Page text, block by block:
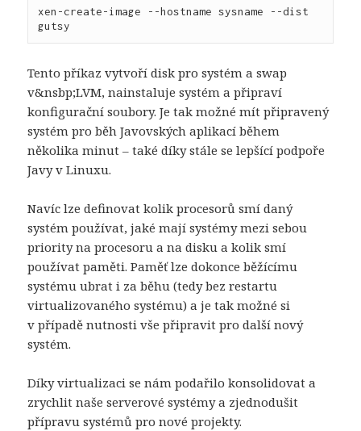
xen-create-image --hostname sysname --dist
gutsy
Tento příkaz vytvoří disk pro systém a swap
v&nsbp;LVM, nainstaluje systém a připraví
konfigurační soubory. Je tak možné mít připravený
systém pro běh Javovských aplikací během
několika minut – také díky stále se lepšící podpoře
Javy v Linuxu.
Navíc lze definovat kolik procesorů smí daný
systém používat, jaké mají systémy mezi sebou
priority na procesoru a na disku a kolik smí
používat paměti. Paměť lze dokonce běžícímu
systému ubrat i za běhu (tedy bez restartu
virtualizovaného systému) a je tak možné si
v případě nutnosti vše připravit pro další nový
systém.
Díky virtualizaci se nám podařilo konsolidovat a
zrychlit naše serverové systémy a zjednodušit
přípravu systémů pro nové projekty.